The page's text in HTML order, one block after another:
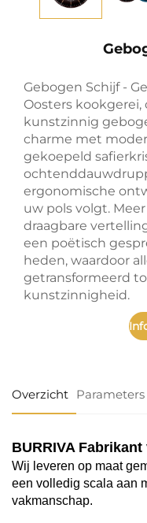
Gebogen Schijf -
Oosters
kunstzinnig
charme met
gekoepeld
ergonomische
uw pols volgt.
draagbare
een poëtisch
heden, waardoor
getransformeerd
kunstzinnigheid.
Overzicht Parameters
BURRIVA
Wij leveren op maat
een volledig scala aan
vakmanschap.